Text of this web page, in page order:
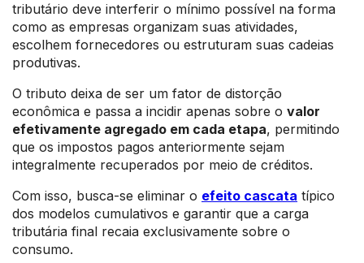
tributário deve interferir o mínimo possível na forma
como as empresas organizam suas atividades,
escolhem fornecedores ou estruturam suas cadeias
produtivas.
O tributo deixa de ser um fator de distorção
econômica e passa a incidir apenas sobre o valor
efetivamente agregado em cada etapa, permitindo
que os impostos pagos anteriormente sejam
integralmente recuperados por meio de créditos.
Com isso, busca-se eliminar o efeito cascata típico
dos modelos cumulativos e garantir que a carga
tributária final recaia exclusivamente sobre o
consumo.